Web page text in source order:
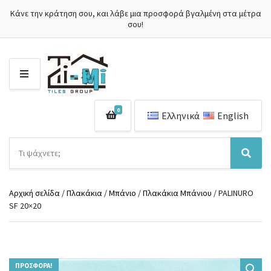
Κάνε την κράτηση σου, και λάβε μια προσφορά βγαλμένη στα μέτρα
σου!
Μ
Ε
ν
μ
α
κ
α
ή
τ
Α
ν
ζ
τ
0 Ελληνικά English
Αρχική σελίδα /Πλακάκια /Μπάνιο /Πλακάκια Μπάνιου / PALINURO
SF 20×20
ΠΡΟΣΦΟΡΆ!